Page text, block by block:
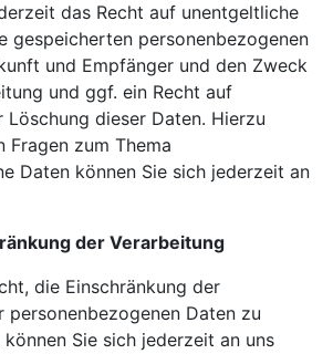
das Recht auf unentgeltliche
gespeicherten personenbezogenen
und Empfänger und den Zweck
und ggf. ein Recht auf
Löschung dieser Daten. Hierzu
Fragen zum Thema
Daten können Sie sich jederzeit an
der Verarbeitung
die Einschränkung der
personenbezogenen Daten zu
Sie sich jederzeit an uns